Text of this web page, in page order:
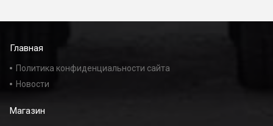
Главная
Политика конфиденциальности сайта
Новости
Магазин